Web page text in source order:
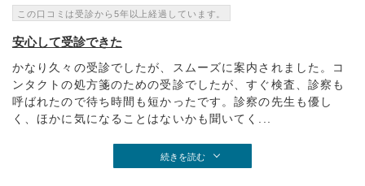
この口コミは受診から5年以上経過しています。
安心して受診できた
かなり久々の受診でしたが、スムーズに案内されました。コ
ンタクトの処方箋のための受診でしたが、すぐ検査、診察も
呼ばれたので待ち時間も短かったです。診察の先生も優し
く、ほかに気になることはないかも聞いてく...
続きを読む